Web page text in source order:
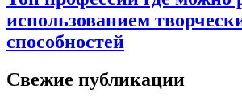
использованием
способностей
Свежие публикации